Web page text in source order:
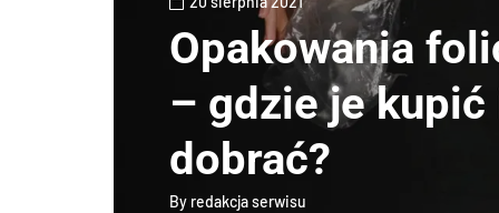
Opakowania
– gdzie je kupić
dobrać?
By redakcja serwisu